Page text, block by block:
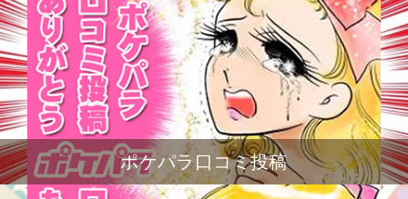
ポケパラ口コミ投稿